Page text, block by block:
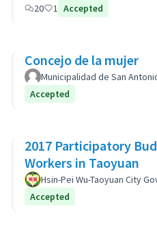
20
1 Accepted
Concejo de la mujer
Municipalidad de San
Accepted
2017 Participatory
Workers in Taoyuan
Hsin-Pei Wu-Taoyuan City
Accepted